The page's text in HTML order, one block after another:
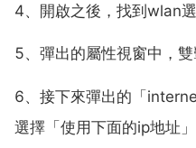
4、開啟之後，找到wlan
5、彈出的屬性視窗中，
6、接下來彈出的「
選擇「使用下面的ip地址」